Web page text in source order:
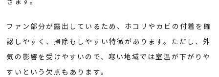
ファン部分が露出しているため、ホコリやカビの付着を確
認しやすく、掃除もしやすい特徴があります。ただし、外
気の影響を受けやすいので、寒い地域では室温が下がりや
すいという欠点もあります。